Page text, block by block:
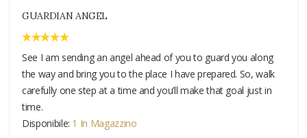
GUARDIAN ANGEL
See I am sending an angel ahead of you to guard you along
the way and bring you to the place I have prepared. So, walk
carefully one step at a time and you’ll make that goal just in
time.
Disponibile: 1 In Magazzino